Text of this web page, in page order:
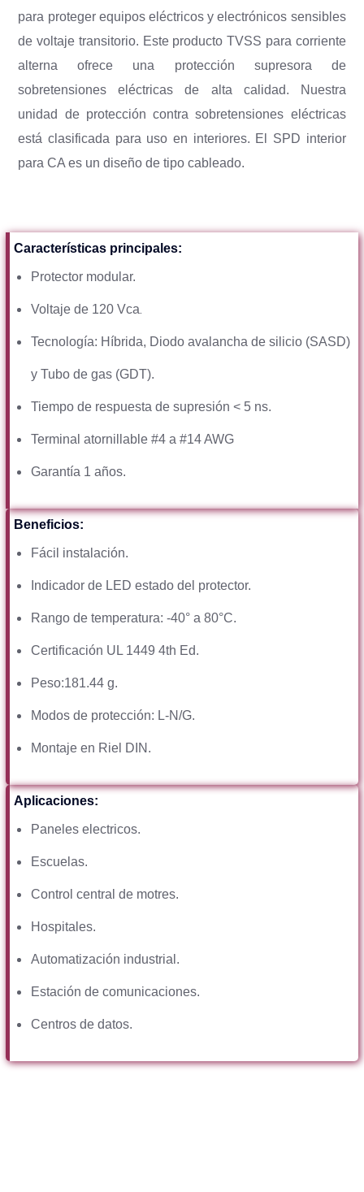
para proteger equipos eléctricos y electrónicos sensibles
de voltaje transitorio. Este producto TVSS para corriente
alterna ofrece una protección supresora de
sobretensiones eléctricas de alta calidad. Nuestra
unidad de protección contra sobretensiones eléctricas
está clasificada para uso en interiores. El SPD interior
para CA es un diseño de tipo cableado.
Características principales:
Protector modular.
Voltaje de 120 Vca.
Tecnología: Híbrida, Diodo avalancha de silicio (SASD)
y Tubo de gas (GDT).
Tiempo de respuesta de supresión < 5 ns.
Terminal atornillable #4 a #14 AWG
Garantía 1 años.
Beneficios:
Fácil instalación.
Indicador de LED estado del protector.
Rango de temperatura: -40° a 80°C.
Certificación UL 1449 4th Ed.
Peso:181.44 g.
Modos de protección: L-N/G.
Montaje en Riel DIN.
Aplicaciones:
Paneles electricos.
Escuelas.
Control central de motres.
Hospitales.
Automatización industrial.
Estación de comunicaciones.
Centros de datos.